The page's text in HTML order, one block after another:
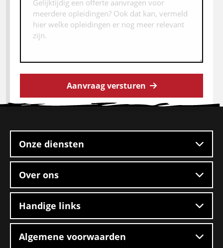
Aanvraag versturen
footer
Onze diensten
Over ons
Handige links
Algemene voorwaarden